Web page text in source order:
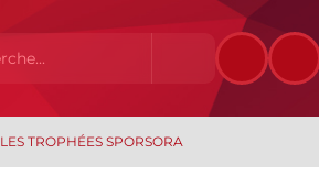
LES TROPHÉES SPORSORA